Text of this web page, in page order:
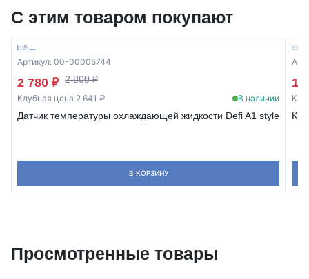
С этим товаром покупают
Артикул: 00-00005744
2 780 ₽ 2 800 ₽
Клубная цена 2 641 ₽ В наличии
Датчик температуры охлаждающей жидкости Defi A1 style
В КОРЗИНУ
1
Просмотренные товары